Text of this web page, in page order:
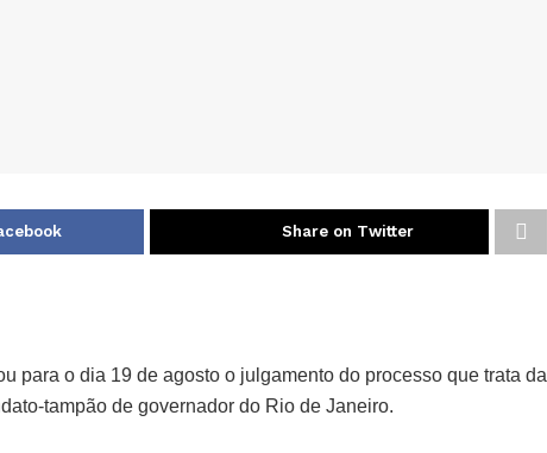
Share on Twitter
para o dia 19 de agosto o julgamento do processo que trata da
tampão de governador do Rio de Janeiro.